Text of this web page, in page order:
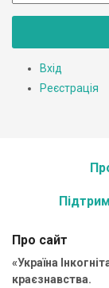
Вхід
Реєстрація
Про сайт
«Україна
краєзнавства.